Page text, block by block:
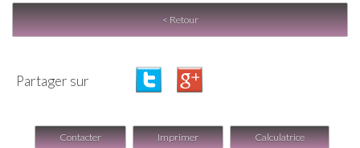
< Retour
Partager sur
Contacter Imprimer Calculatrice